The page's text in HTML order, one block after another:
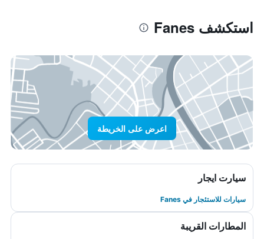
استكشف Fanes
اعرض على الخريطة
سيارت ايجار
سيارات للاستئجار في Fanes
المطارات القريبة